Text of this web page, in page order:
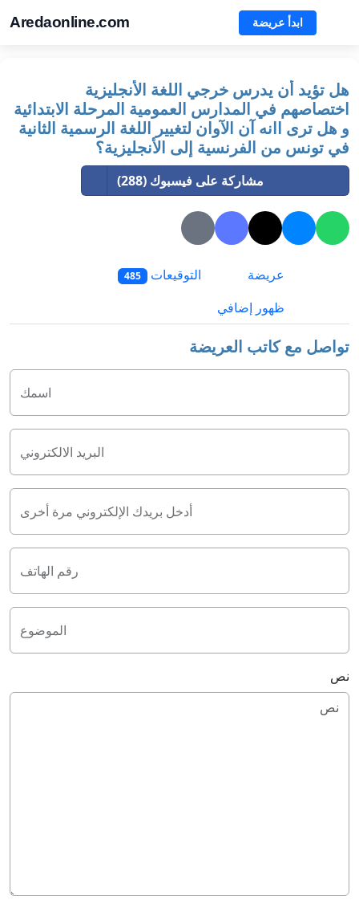
Aredaonline.com ابدأ عريضة
هل تؤيد أن يدرس خرجي اللغة الأنجليزية
اختصاصهم في المدارس العمومية المرحلة الابتدائية
و هل ترى اانه آن الآوان لتغيير اللغة الرسمية الثانية
في تونس من الفرنسية إلى الأنجليزية؟
مشاركة على فيسبوك (288)
عريضة التوقيعات 485
ظهور إضافي
تواصل مع كاتب العريضة
اسمك
البريد الالكتروني
أدخل بريدك الإلكتروني مرة أخرى
رقم الهاتف
الموضوع
نص